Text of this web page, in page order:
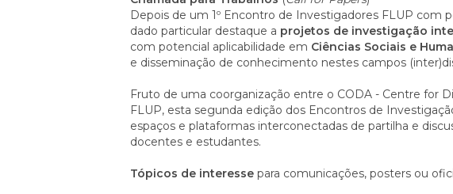
Depois de um 1º Encontro de Investigadores FLUP com
dado particular destaque a projetos de investigação
com potencial aplicabilidade em Ciências Sociais e
e disseminação de conhecimento nestes campos
Fruto de uma coorganização entre o CODA - Centre for
FLUP, esta segunda edição dos Encontros de
espaços e plataformas interconectadas de partilha e
docentes e estudantes.
Tópicos de interesse para comunicações, posters ou